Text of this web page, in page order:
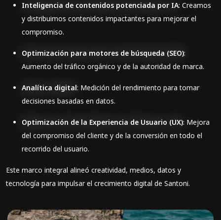
Inteligencia de contenidos potenciada por IA: Creamos
y distribuimos contenidos impactantes para mejorar el
compromiso.
Optimización para motores de búsqueda (SEO):
Aumento del tráfico orgánico y de la autoridad de marca.
Analítica digital: Medición del rendimiento para tomar
decisiones basadas en datos.
Optimización de la Experiencia de Usuario (UX): Mejora
del compromiso del cliente y de la conversión en todo el
recorrido del usuario.
Este marco integral alineó creatividad, medios, datos y
tecnología para impulsar el crecimiento digital de Santoni.